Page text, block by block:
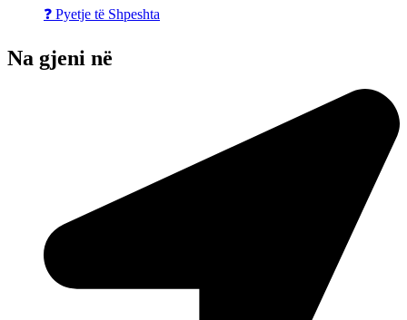
❓ Pyetje të Shpeshta
Na gjeni në